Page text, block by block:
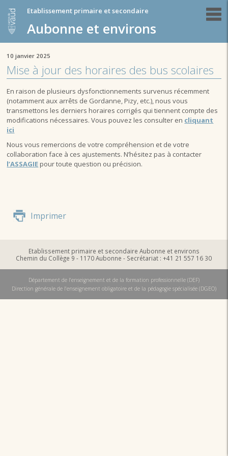
Etablissement primaire et secondaire
Aubonne et environs
10 janvier 2025
Mise à jour des horaires des bus scolaires
En raison de plusieurs dysfonctionnements survenus récemment
(notamment aux arrêts de Gordanne, Pizy, etc.), nous vous
transmettons les derniers horaires corrigés qui tiennent compte des
modifications nécessaires. Vous pouvez les consulter en cliquant
ici
Nous vous remercions de votre compréhension et de votre
collaboration face à ces ajustements. N’hésitez pas à contacter
l’ASSAGIEpour toute question ou précision.
Imprimer
Etablissement primaire et secondaire Aubonne et environs
Chemin du Collège 9 - 1170 Aubonne - Secrétariat : +41 21 557 16 30
Département de l'enseignement et de la formation professionnelle (DEF)
Direction générale de l'enseignement obligatoire et de la pédagogie spécialisée (DGEO)